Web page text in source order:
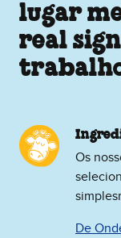
lugar
real
Os
De